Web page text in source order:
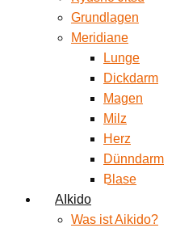
Grundlagen
Meridiane
Lunge
Dickdarm
Magen
Milz
Herz
Dünndarm
Blase
AIkido
Was ist Aikido?